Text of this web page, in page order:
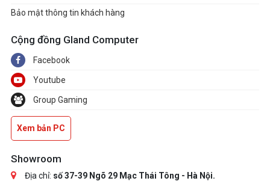
Bảo mật thông tin khách hàng
Cộng đồng Gland Computer
Facebook
Youtube
Group Gaming
Xem bản PC
Showroom
Địa chỉ: số 37-39 Ngõ 29 Mạc Thái Tông - Hà Nội.